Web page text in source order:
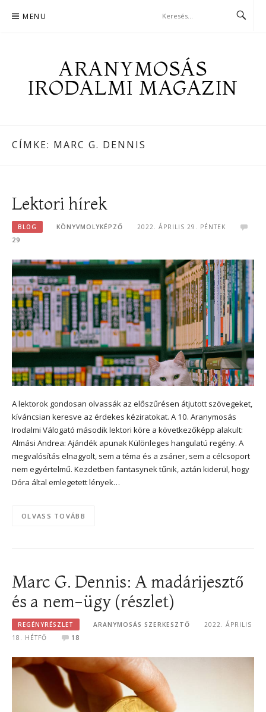
MENU
ARANYMOSÁS
IRODALMI MAGAZIN
CÍMKE: MARC G. DENNIS
Lektori hírek
BLOG KÖNYVMOLYKÉPZŐ
2022. ÁPRILIS 29. PÉNTEK
29
A lektorok gondosan olvassák az előszűrésen átjutott szövegeket,
kíváncsian keresve az érdekes kéziratokat. A 10. Aranymosás
Irodalmi Válogató második lektori köre a következőképp alakult:
Almási Andrea: Ajándék apunak Különleges hangulatú regény. A
megvalósítás elnagyolt, sem a téma és a zsáner, sem a célcsoport
nem egyértelmű. Kezdetben fantasynek tűnik, aztán kiderül, hogy
Dóra által emlegetett lények…
OLVASS TOVÁBB
Marc G. Dennis: A madárijesztő
és a nem-ügy (részlet)
REGÉNYRÉSZLET ARANYMOSÁS SZERKESZTŐ
2022. ÁPRILIS
18. HÉTFŐ
18